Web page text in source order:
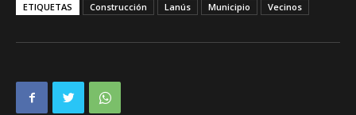
ETIQUETAS Construcción Lanús Municipio Vecinos